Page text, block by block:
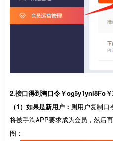
2.接口得到淘口令￥og6y1ynl8Fo￥
（1）如果是新用户： 则用户复制口
将被手淘APP要求成为会员，然后
图：